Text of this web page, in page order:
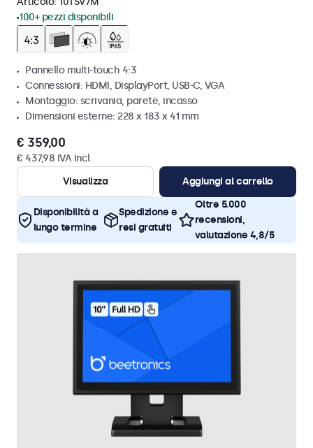
100+ pezzi disponibili
Pannello multi-touch 4:3
Connessioni: HDMI, DisplayPort, USB-C, VGA
Montaggio: scrivania, parete, incasso
Dimensioni esterne: 228 x 183 x 41 mm
€ 359,00
€ 437,98 IVA incl.
Visualizza
Aggiungi al carrello
Disponibilità a
lungo termine
Spedizione e
resi gratuiti
Oltre 5.000
recensioni,
valutazione 4,8/5